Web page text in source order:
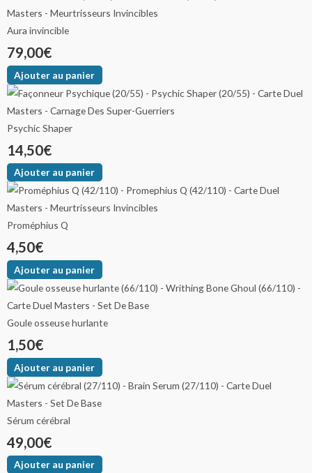
Aura invincible
79,00€
Ajouter au panier
Psychic Shaper
14,50€
Ajouter au panier
Proméphius Q
4,50€
Ajouter au panier
Goule osseuse hurlante
1,50€
Ajouter au panier
Sérum cérébral
49,00€
Ajouter au panier